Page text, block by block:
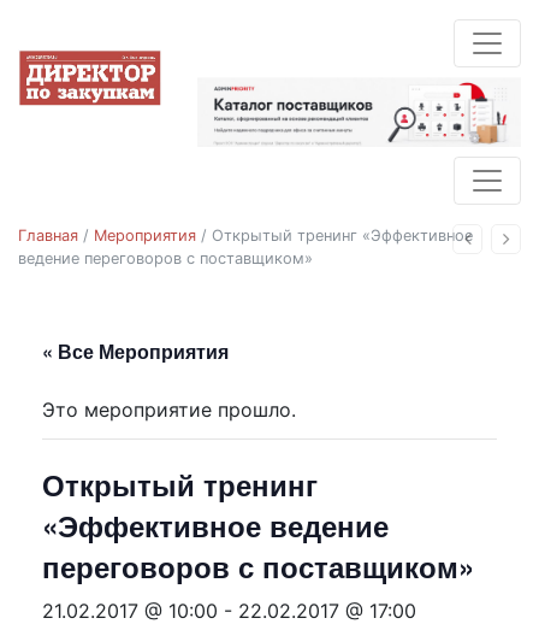
Назад
Главная / Мероприятия / Открытый тренинг «Эффективное
ведение переговоров с поставщиком»
« Все Мероприятия
Это мероприятие прошло.
Открытый тренинг
«Эффективное ведение
переговоров с поставщиком»
21.02.2017 @ 10:00 - 22.02.2017 @ 17:00